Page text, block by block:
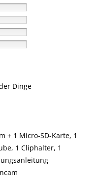
Dinge
+ 1 Micro-SD-Karte, 1
1 Cliphalter, 1